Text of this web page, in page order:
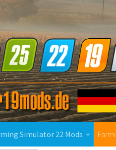
Simulator 22 Mods